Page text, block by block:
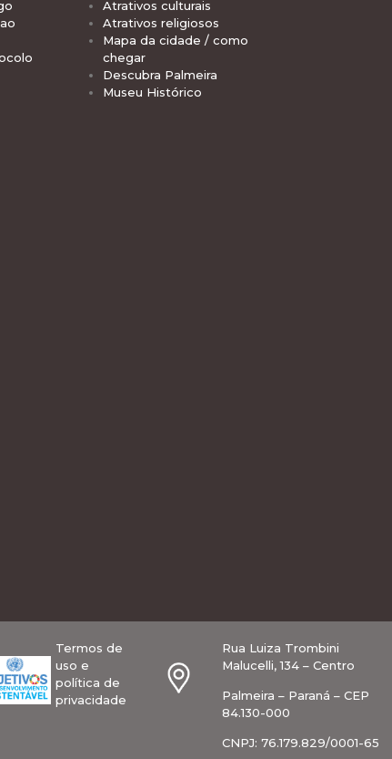
Atrativos culturais
Atrativos religiosos
Mapa da cidade / como
chegar
Descubra Palmeira
Museu Histórico
Termos de
uso e
política de
privacidade
Rua Luiza Trombini
Malucelli, 134 – Centro
Palmeira – Paraná – CEP
84.130-000
CNPJ: 76.179.829/0001-65